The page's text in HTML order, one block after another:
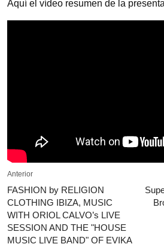
Aquí el vídeo resumen de la
Anterior
FASHION by RELIGION
CLOTHING IBIZA, MUSIC
WITH ORIOL CALVO’s LIVE
SESSION AND THE "HOUSE
MUSIC LIVE BAND" OF EVIKA